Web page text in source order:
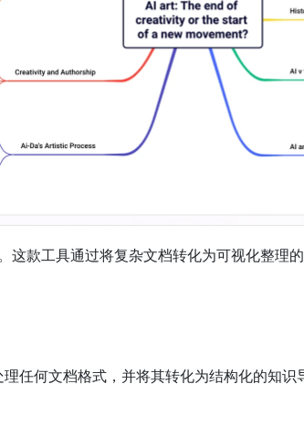
这款工具通过将复杂文档转化为可视化整理的
理任何文档格式，并将其转化为结构化的知识